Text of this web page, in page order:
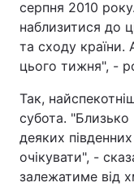
серпня 2010
наблизитися до
та сходу країни.
цього тижня", -
Так,
субота.
деяких
очікувати", -
залежатиме від